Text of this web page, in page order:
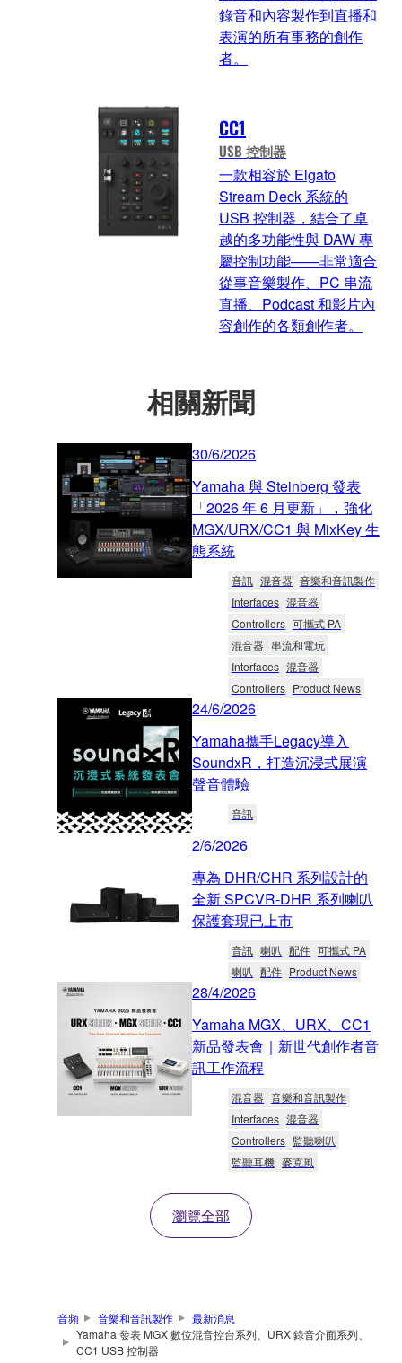
錄音和內容製作到直播和
表演的所有事務的創作
者。
CC1
USB 控制器
一款相容於 Elgato
Stream Deck 系統的
USB 控制器，結合了卓
越的多功能性與 DAW 專
屬控制功能——非常適合
從事音樂製作、PC 串流
直播、Podcast 和影片內
容創作的各類創作者。
相關新聞
30/6/2026
Yamaha 與 Steinberg 發表
「2026 年 6 月更新」，強化
MGX/URX/CC1 與 MixKey 生
態系統
音訊 混音器 音樂和音訊製作
Interfaces 混音器
Controllers 可攜式 PA
混音器 串流和電玩
Interfaces 混音器
Controllers Product News
24/6/2026
Yamaha攜手Legacy導入
SoundxR，打造沉浸式展演
聲音體驗
音訊
2/6/2026
專為 DHR/CHR 系列設計的
全新 SPCVR-DHR 系列喇叭
保護套現已上市
音訊 喇叭 配件 可攜式 PA
喇叭 配件 Product News
28/4/2026
Yamaha MGX、URX、CC1
新品發表會｜新世代創作者音
訊工作流程
混音器 音樂和音訊製作
Interfaces 混音器
Controllers 監聽喇叭
監聽耳機 麥克風
瀏覽全部
音頻 音樂和音訊製作
最新消息
Yamaha 發表 MGX 數位混音控台系列、URX 錄音介面系列、
CC1 USB 控制器